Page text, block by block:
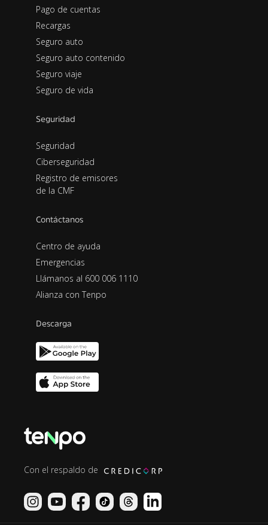
Pago de cuentas
Recargas
Seguro auto
Seguro auto contenido
Seguro viaje
Seguro de vida
Seguridad
Seguridad
Ciberseguridad
Registro de emisores
de la CMF
Contáctanos
Centro de ayuda
Emergencias
Llámanos al 600 006 1110
Alianza con Tenpo
Descarga
Con el respaldo de